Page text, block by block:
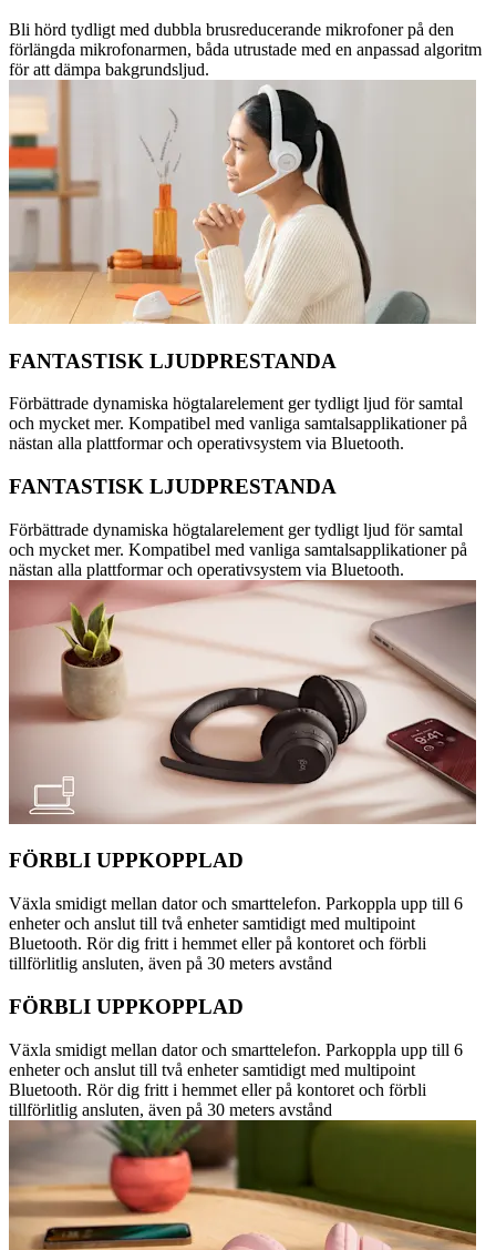
Bli hörd tydligt med dubbla brusreducerande mikrofoner på den
förlängda mikrofonarmen, båda utrustade med en anpassad algoritm
för att dämpa bakgrundsljud.
FANTASTISK LJUDPRESTANDA
Förbättrade dynamiska högtalarelement ger tydligt ljud för samtal
och mycket mer. Kompatibel med vanliga samtalsapplikationer på
nästan alla plattformar och operativsystem via Bluetooth.
FANTASTISK LJUDPRESTANDA
Förbättrade dynamiska högtalarelement ger tydligt ljud för samtal
och mycket mer. Kompatibel med vanliga samtalsapplikationer på
nästan alla plattformar och operativsystem via Bluetooth.
FÖRBLI UPPKOPPLAD
Växla smidigt mellan dator och smarttelefon. Parkoppla upp till 6
enheter och anslut till två enheter samtidigt med multipoint
Bluetooth. Rör dig fritt i hemmet eller på kontoret och förbli
tillförlitlig ansluten, även på 30 meters avstånd
FÖRBLI UPPKOPPLAD
Växla smidigt mellan dator och smarttelefon. Parkoppla upp till 6
enheter och anslut till två enheter samtidigt med multipoint
Bluetooth. Rör dig fritt i hemmet eller på kontoret och förbli
tillförlitlig ansluten, även på 30 meters avstånd